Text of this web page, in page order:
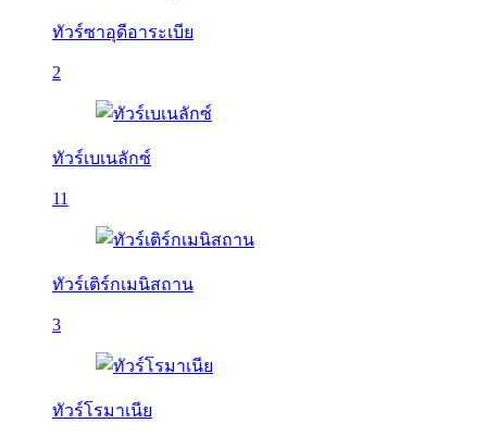
ทัวร์ซาอุดีอาระเบีย
2
ทัวร์เบเนลักซ์
11
ทัวร์เติร์กเมนิสถาน
3
ทัวร์โรมาเนีย